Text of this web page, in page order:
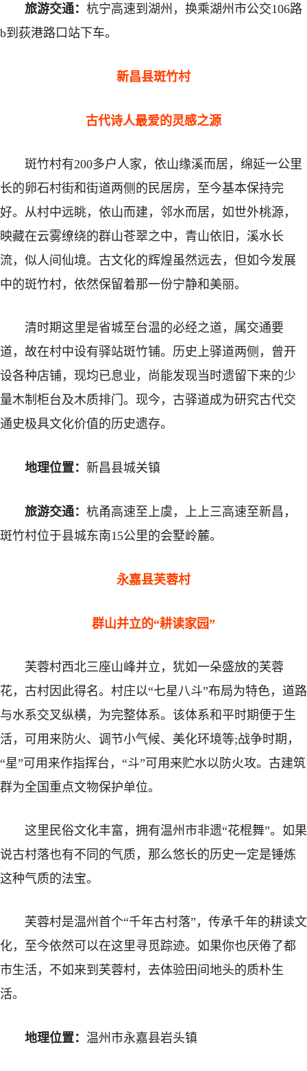
旅游交通： 杭宁高速到湖州，换乘湖州市公交106路
b到荻港路口站下车。
新昌县斑竹村
古代诗人最爱的灵感之源
斑竹村有200多户人家，依山缘溪而居，绵延一公里
长的卵石村街和街道两侧的民居房，至今基本保持完
好。从村中远眺，依山而建，邻水而居，如世外桃源，
映藏在云雾缭绕的群山苍翠之中，青山依旧，溪水长
流，似人间仙境。古文化的辉煌虽然远去，但如今发展
中的斑竹村，依然保留着那一份宁静和美丽。
清时期这里是省城至台温的必经之道，属交通要
道，故在村中设有驿站斑竹铺。历史上驿道两侧，曾开
设各种店铺，现均已息业，尚能发现当时遗留下来的少
量木制柜台及木质排门。现今，古驿道成为研究古代交
通史极具文化价值的历史遗存。
地理位置： 新昌县城关镇
旅游交通： 杭甬高速至上虞，上上三高速至新昌，
斑竹村位于县城东南15公里的会墅岭麓。
永嘉县芙蓉村
群山并立的“耕读家园”
芙蓉村西北三座山峰并立，犹如一朵盛放的芙蓉
花，古村因此得名。村庄以“七星八斗”布局为特色，道路
与水系交叉纵横，为完整体系。该体系和平时期便于生
活，可用来防火、调节小气候、美化环境等;战争时期，
“星”可用来作指挥台，“斗”可用来贮水以防火攻。古建筑
群为全国重点文物保护单位。
这里民俗文化丰富，拥有温州市非遗“花棍舞”。如果
说古村落也有不同的气质，那么悠长的历史一定是锤炼
这种气质的法宝。
芙蓉村是温州首个“千年古村落”，传承千年的耕读文
化，至今依然可以在这里寻觅踪迹。如果你也厌倦了都
市生活，不如来到芙蓉村，去体验田间地头的质朴生
活。
地理位置： 温州市永嘉县岩头镇